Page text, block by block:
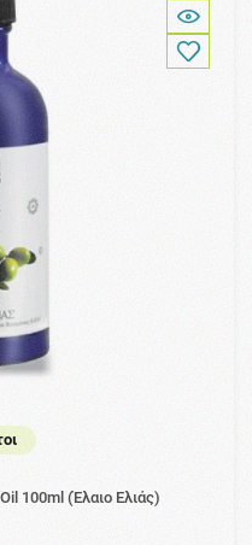
100ml (Έλαιο Ελιάς)